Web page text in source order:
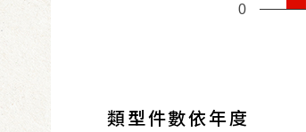
0
類型件數依年度